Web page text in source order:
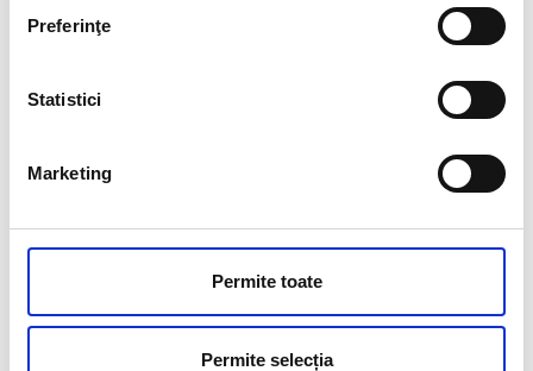
Preferinţe
Statistici
Marketing
Permite toate
Permite selecția